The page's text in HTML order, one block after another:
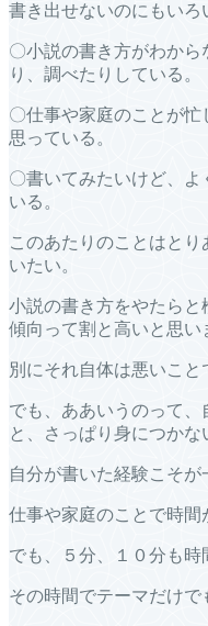
書き出せないのにもいろ
〇小説の書き方がわか
り、調べたりしている。
〇仕事や家庭のことが
思っている。
〇書いてみたいけど、
いる。
このあたりのことはと
いたい。
小説の書き方をやたらと
傾向って割と高いと思い
別にそれ自体は悪いこと
でも、ああいうのって
と、さっぱり身につかな
自分が書いた経験こそが
仕事や家庭のことで時間
でも、５分、１０分も時
その時間でテーマだけで